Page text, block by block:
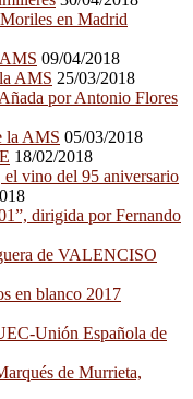
en Madrid
09/04/2018
AMS 25/03/2018
por Antonio Flores
la AMS 05/03/2018
18/02/2018
vino del 95 aniversario
dirigida por Fernando
de VALENCISO
en blanco 2017
Unión Española de
de Murrieta,